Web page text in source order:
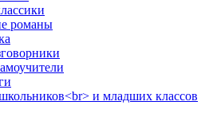
романы
и младших классов